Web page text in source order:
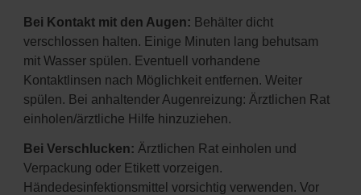
Bei Kontakt mit den Augen: Behälter dicht
verschlossen halten. Einige Minuten lang behutsam
mit Wasser spülen. Eventuell vorhandene
Kontaktlinsen nach Möglichkeit entfernen. Weiter
spülen. Bei anhaltender Augenreizung: Ärztlichen Rat
einholen/ärztliche Hilfe hinzuziehen.
Bei Verschlucken: Ärztlichen Rat einholen und
Verpackung oder Etikett vorzeigen.
Händedesinfektionsmittel vorsichtig verwenden. Vor